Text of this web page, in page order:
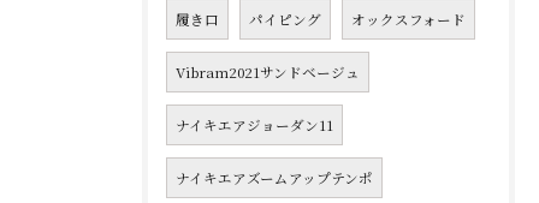
履き口 パイピング オックスフォード
Vibram2021サンドベージュ
ナイキエアジョーダン11
ナイキエアズームアップテンポ